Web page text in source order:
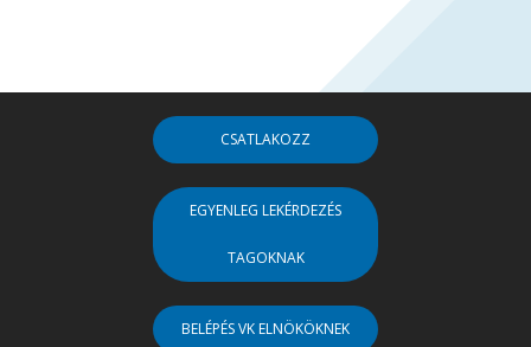
CSATLAKOZZ
EGYENLEG LEKÉRDEZÉS
TAGOKNAK
BELÉPÉS VK ELNÖKÖKNEK